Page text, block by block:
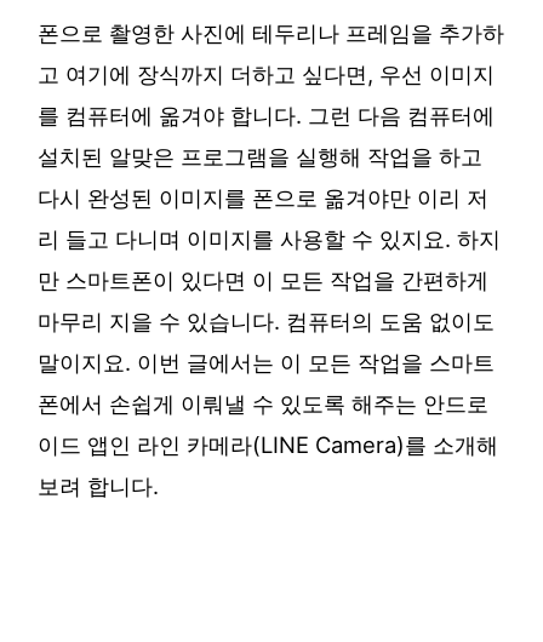
폰으로 촬영한 사진에 테두리나 프레임을 추가하
고 여기에 장식까지 더하고 싶다면, 우선 이미지
를 컴퓨터에 옮겨야 합니다. 그런 다음 컴퓨터에
설치된 알맞은 프로그램을 실행해 작업을 하고
다시 완성된 이미지를 폰으로 옮겨야만 이리 저
리 들고 다니며 이미지를 사용할 수 있지요. 하지
만 스마트폰이 있다면 이 모든 작업을 간편하게
마무리 지을 수 있습니다. 컴퓨터의 도움 없이도
말이지요. 이번 글에서는 이 모든 작업을 스마트
폰에서 손쉽게 이뤄낼 수 있도록 해주는 안드로
이드 앱인 라인 카메라(LINE Camera)를 소개해
보려 합니다.